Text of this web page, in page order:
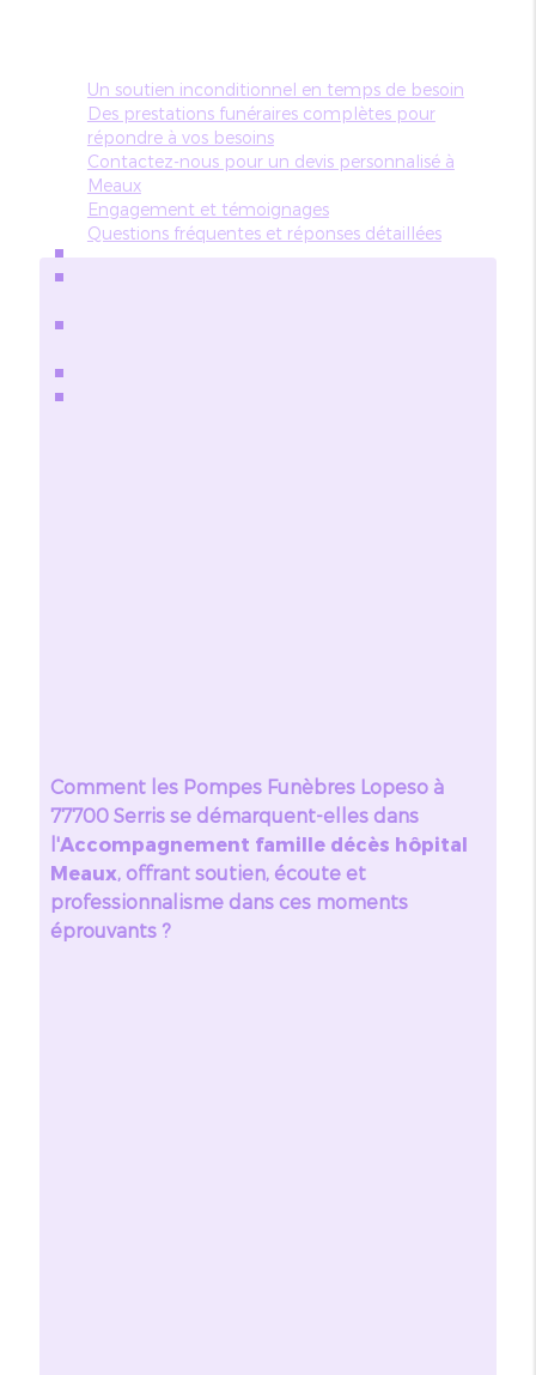
Un soutien inconditionnel en temps de besoin
Des prestations funéraires complètes pour
répondre à vos besoins
Contactez-nous pour un devis personnalisé à
Meaux
Engagement et témoignages
Questions fréquentes et réponses détaillées
Comment les Pompes Funèbres Lopeso à
77700 Serris se démarquent-elles dans
l'Accompagnement famille décès hôpital
Meaux, offrant soutien, écoute et
professionnalisme dans ces moments
éprouvants ?